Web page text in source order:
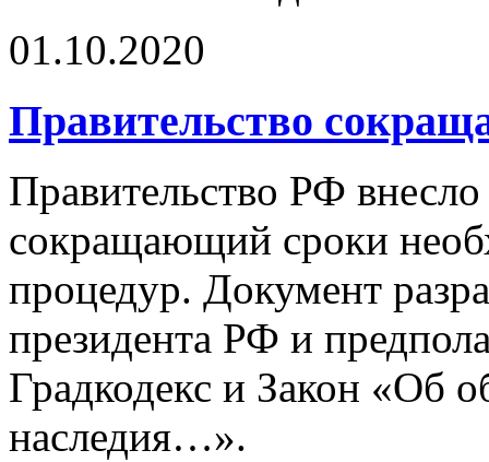
01.10.2020
Правительство
Правительство РФ
сокращающий сроки
процедур. Документ
президента РФ и
Градкодекс и Закон «Об
наследия…».